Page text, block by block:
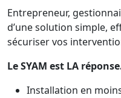
Entrepreneur,
d’une solution simple,
sécuriser vos
Le SYAM est LA
Installation en